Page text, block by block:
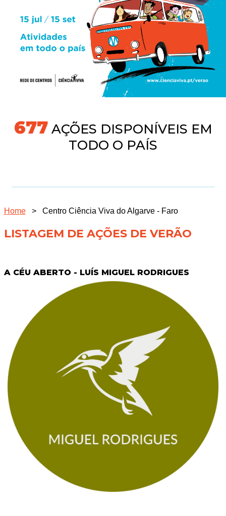
718AÇÕES DISPONÍVEIS EM
TODO O PAÍS
Home > Centro Ciência Viva do Algarve - Faro
LISTAGEM DE AÇÕES DE VERÃO
A CÉU ABERTO - LUÍS MIGUEL RODRIGUES